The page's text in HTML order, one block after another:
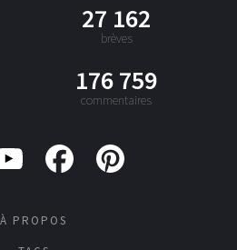
27 162
brèves
176 759
commentaires
À PROPOS